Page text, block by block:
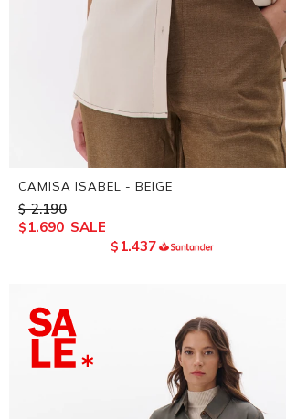
CAMISA ISABEL - BEIGE
$ 2.190
$ 1.690
$ 1.437